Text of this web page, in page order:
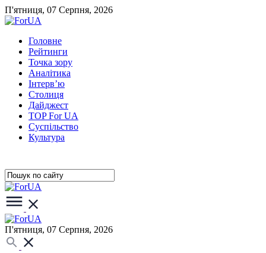
П'ятниця, 07 Серпня, 2026
Головне
Рейтинги
Точка зору
Аналітика
Інтерв’ю
Столиця
Дайджест
TOP For UA
Суспiльство
Культура
П'ятниця, 07 Серпня, 2026